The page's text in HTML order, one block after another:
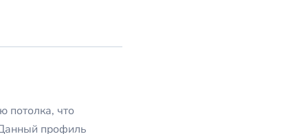
потолка, что
профиль